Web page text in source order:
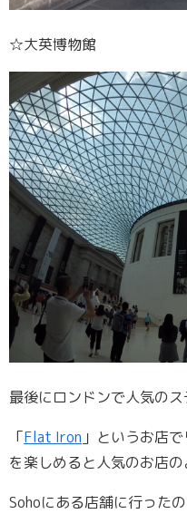
☆大英博物館
最後にロンドンで人気のス
「Flat Iron 」というお店
を楽しめると人気のお店の
Sohoにある店舗に行った